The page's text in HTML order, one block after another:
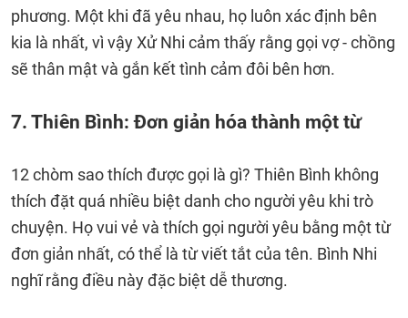
phương. Một khi đã yêu nhau, họ luôn xác định bên
kia là nhất, vì vậy Xử Nhi cảm thấy rằng gọi vợ - chồng
sẽ thân mật và gắn kết tình cảm đôi bên hơn.
7. Thiên Bình: Đơn giản hóa thành một từ
12 chòm sao thích được gọi là gì? Thiên Bình không
thích đặt quá nhiều biệt danh cho người yêu khi trò
chuyện. Họ vui vẻ và thích gọi người yêu bằng một từ
đơn giản nhất, có thể là từ viết tắt của tên. Bình Nhi
nghĩ rằng điều này đặc biệt dễ thương.